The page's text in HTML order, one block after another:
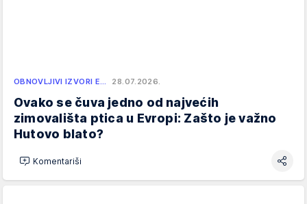
OBNOVLJIVI IZVORI E… 28.07.2026.
Ovako se čuva jedno od najvećih
zimovališta ptica u Evropi: Zašto je važno
Hutovo blato?
Komentariši